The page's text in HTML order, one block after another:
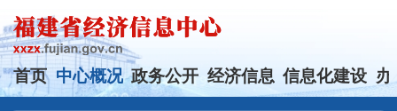
首页 中心概况 政务公开 经济信息 信息化建设 办